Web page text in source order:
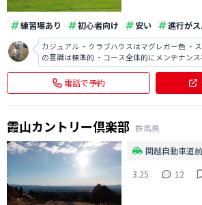
練習場あり 初心者向け 安い 進行が
カジュアル ・クラブハウスはマグレガー色 ・
の意識は標準的 ・コース全体的にメンテナン
ンはアンジュレーションあり ・ブラインドホ
・UpDownが結構あるので運動量はタフ ・食
は首都圏中央連絡
電話で予約
霞山カントリー倶楽部 群馬県
関越自動車道
3.25
12